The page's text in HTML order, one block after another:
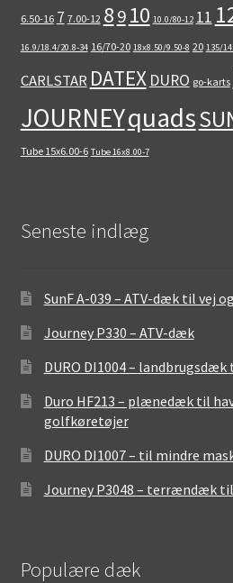
6.50-16 7 7.00-12 89 10 10.0/80-12 11
16.9/18.4/20.8-34 16/70-20 18x8.50/9.50-8 20 135/
CARLSTAR DATEX DURO go-karts
JOURNEYquads
Tube 15x6.00-6 Tube 16x8.00-7
Seneste indlæg
SunF A-039 – ATV-dæk til vej
Journey P330 – ATV-dæk
DURO DI1004 –
Duro HF213 – plænedæk til
golfkøretøjer
DURO DI1007 – til mindre
Journey P3048 – terrændæk til
Populære dæk